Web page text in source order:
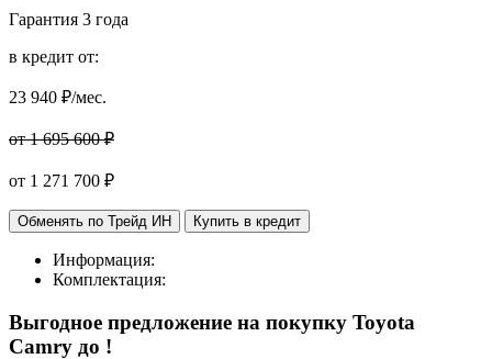
Гарантия 3 года
в кредит от:
23 940 ₽/мес.
от 1 695 600 ₽
от 1 271 700 ₽
Обменять по Трейд ИН Купить в кредит
Информация:
Комплектация:
Выгодное предложение на покупку Toyota
Camry до !